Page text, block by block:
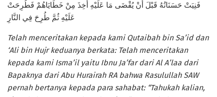
فَنِيَتْ حَسَنَاتُهُ قَبْلَ أَنْ يُقْضَى مَا عَلَيْهِ أُخِذَ مِنْ خَطَايَاهُمْ فَطُرِحَتْ
عَلَيْهِ ثُمَّ طُرِحَ فِي النَّارِ
Telah menceritakan kepada kami Qutaibah bin Sa’id dan
‘Ali bin Hujr keduanya berkata: Telah menceritakan
kepada kami Isma’il yaitu Ibnu Ja’far dari Al A’laa dari
Bapaknya dari Abu Hurairah RA bahwa Rasulullah SAW
pernah bertanya kepada para sahabat: “Tahukah kalian,